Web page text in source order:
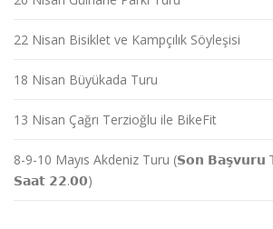
22 Nisan Bisiklet ve Kampçılık Söyleşisi
18 Nisan Büyükada Turu
13 Nisan Çağrı Terzioğlu ile BikeFit
8-9-10 Mayıs Akdeniz Turu (𝗦𝗼𝗻
𝗦𝗮𝗮𝘁 𝟮𝟮.𝟬𝟬)